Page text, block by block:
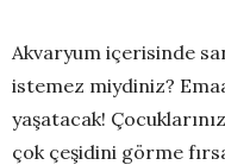
Akvaryum içerisinde
istemez miydiniz?
yaşatacak!
çok çeşidini görme